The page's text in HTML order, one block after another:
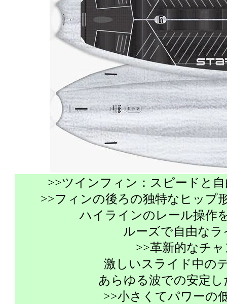
>>ツインフィン：スピードと
>>フィンの後ろの独特なヒップ
ハイラインのレール操作
ルーズで自由な
>>革新的なチ
激しいスライド中の
あらゆる波での安定
>>小さくてパワーの